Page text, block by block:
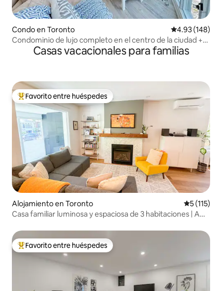
Condo en Toronto Calificación
4.93 (148)
Condominio de lujo completo en el centro de la ciudad +
estacionamiento
Casas vacacionales para familias
Favorito entre huéspedes preferido
Favorito entre huéspedes
Alojamiento en Toronto
5 (115)
Casa familiar luminosa y espaciosa de 3 habitaciones | A
Favorito entre huéspedes preferido
Favorito entre huéspedes